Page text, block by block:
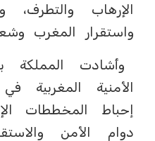
الإرهاب
واستقرار المغرب
وأشادت المملكة
الأمنية المغربية
إحباط المخططات
دوام الأمن